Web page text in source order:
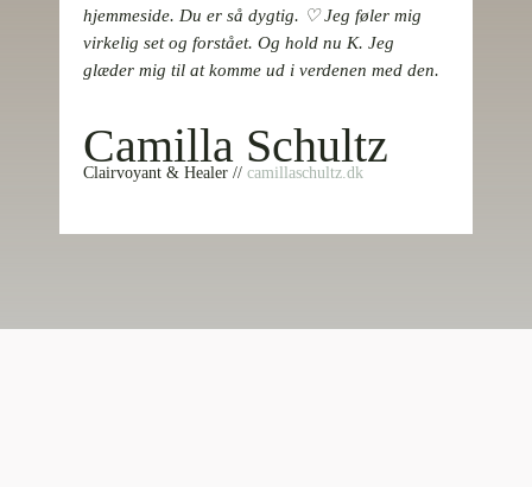
hjemmeside. Du er så dygtig. ♡ Jeg føler mig
virkelig set og forstået. Og hold nu K. Jeg
glæder mig til at komme ud i verdenen med den.
Camilla Schultz
Clairvoyant & Healer // camillaschultz.dk